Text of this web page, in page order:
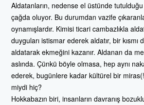
Aldatanların, nedense el üstünde
çağda oluyor. Bu durumdan vazife
oynamışlardır. Kimisi ticari cambazlıkla
duyguları istismar ederek aldatır, bir
aldatarak ekmeğini kazanır. Aldanan da
aslında. Çünkü böyle olmasa, hep aynı
ederek, bugünlere kadar kültürel bir
miydi hiç?
Hokkabazın biri, insanların davranış